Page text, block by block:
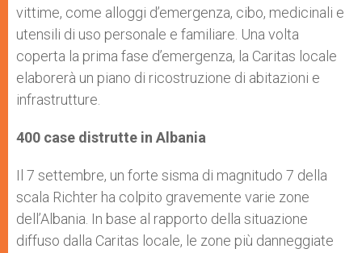
vittime, come alloggi d’emergenza, cibo, medicinali e
utensili di uso personale e familiare. Una volta
coperta la prima fase d’emergenza, la Caritas locale
elaborerà un piano di ricostruzione di abitazioni e
infrastrutture.
400 case distrutte in Albania
Il 7 settembre, un forte sisma di magnitudo 7 della
scala Richter ha colpito gravemente varie zone
dell’Albania. In base al rapporto della situazione
diffuso dalla Caritas locale, le zone più danneggiate